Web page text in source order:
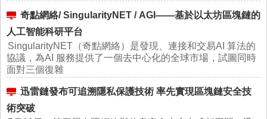
奇點網絡/ SingularityNET / AGI——基於以太坊區塊鏈的
人工智能科研平台
SingularityNET（奇點網絡）是發現、連接和交易AI 算法的
協議，為AI 服務提供了一個去中心化的全球市場，試圖同時
面對三個復雜
迅雷鏈發布可追溯隱私保護技術 率先實現區塊鏈安全技
術突破